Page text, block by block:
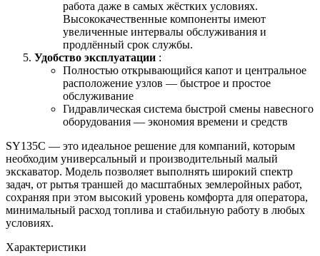
работа даже в самых жёстких условиях.
Высококачественные компоненты имеют
увеличенные интервалы обслуживания и
продлённый срок службы.
Удобство эксплуатации :
Полностью открывающийся капот и центральное
расположение узлов — быстрое и простое
обслуживание
Гидравлическая система быстрой смены навесного
оборудования — экономия времени и средств
SY135C — это идеальное решение для компаний, которым
необходим универсальный и производительный малый
экскаватор. Модель позволяет выполнять широкий спектр
задач, от рытья траншей до масштабных землеройных работ,
сохраняя при этом высокий уровень комфорта для оператора,
минимальный расход топлива и стабильную работу в любых
условиях.
Характеристики